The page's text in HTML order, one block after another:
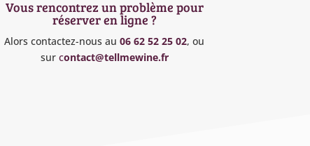
Vous rencontrez un problème pour
réserver en ligne ?
Alors contactez-nous au06 62 52 25 02, ou
sur contact@tellmewine.fr